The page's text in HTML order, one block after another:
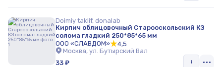
Doimiy taklif, donalab
Кирпич облицовочный Старооскольский КЗ
солома гладкий 250*85*65 мм
ООО «СЛАВДОМ»
4,5
Москва, ул. Бутырский Вал
33 ₽